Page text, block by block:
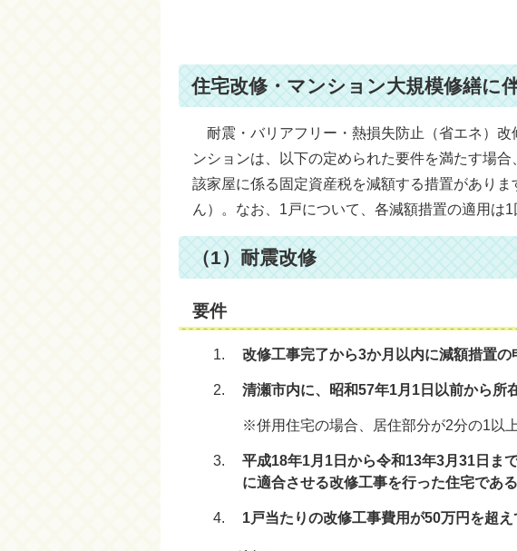
住宅改修・マンション大規模修繕に
耐震・バリアフリー・熱損失防止（省エネ）
ンションは、以下の定められた要件を満たす場
該家屋に係る固定資産税を減額する措置があり
ん）。なお、1戸について、各減額措置の適用は1
（1）耐震改修
要件
改修工事完了から3か月以内に減額措置の
清瀬市内に、昭和57年1月1日以前から所
※併用住宅の場合、居住部分が2分の1以上
平成18年1月1日から令和13年3月31日ま
に適合させる改修工事を行った住宅であ
1戸当たりの改修工事費用が50万円を超え